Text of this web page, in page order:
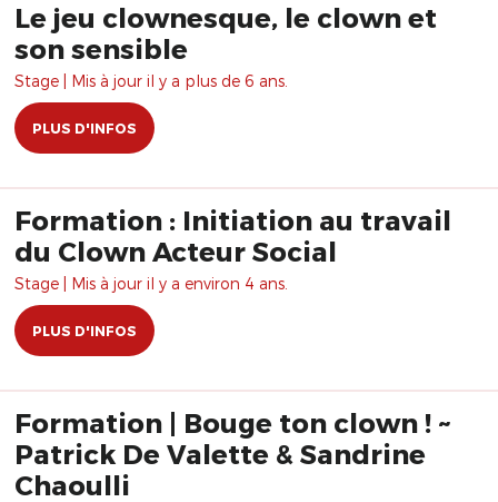
Le jeu clownesque, le clown et
son sensible
Stage | Mis à jour il y a plus de 6 ans.
PLUS D'INFOS
Formation : Initiation au travail
du Clown Acteur Social
Stage | Mis à jour il y a environ 4 ans.
PLUS D'INFOS
Formation | Bouge ton clown ! ~
Patrick De Valette & Sandrine
Chaoulli